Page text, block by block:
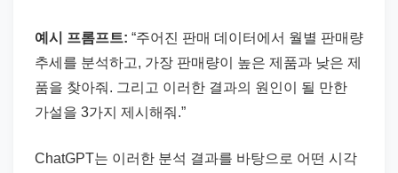
예시 프롬프트: “주어진 판매 데이터에서 월별 판매량
추세를 분석하고, 가장 판매량이 높은 제품과 낮은 제
품을 찾아줘. 그리고 이러한 결과의 원인이 될 만한
가설을 3가지 제시해줘.”
ChatGPT는 이러한 분석 결과를 바탕으로 어떤 시각